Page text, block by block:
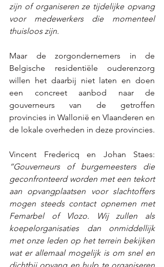
zijn of organiseren ze tijdelijke opvang
voor medewerkers die momenteel
thuisloos zijn.
Maar de zorgondernemers in de
Belgische residentiële ouderenzorg
willen het daarbij niet laten en doen
een concreet aanbod naar de
gouverneurs van de getroffen
provincies in Wallonië en Vlaanderen en
“Gouverneurs of burgemeesters die
geconfronteerd worden met een tekort
aan opvangplaatsen voor slachtoffers
mogen steeds contact opnemen met
Femarbel of Vlozo. Wij zullen als
koepelorganisaties dan onmiddellijk
met onze leden op het terrein bekijken
wat er allemaal mogelijk is om snel en